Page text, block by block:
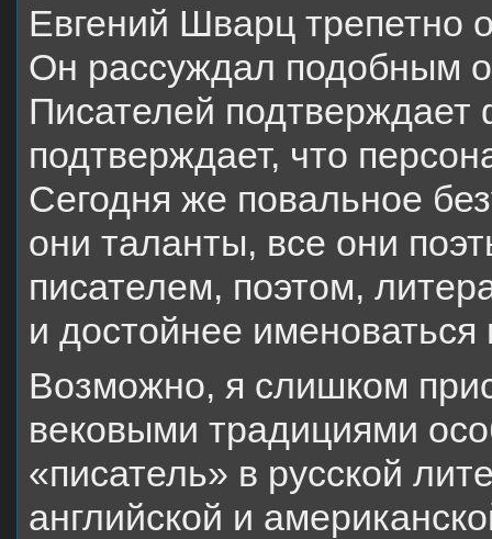
Евгений Шварц трепетно
Он рассуждал подобным
Писателей
подтверждает, что
Сегодня же повальное
они таланты, все они
писателем, поэтом,
и достойнее
Возможно, я слишком
вековыми традициями
«писатель» в русской
английской и